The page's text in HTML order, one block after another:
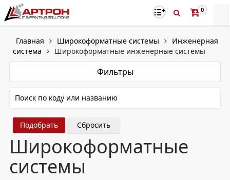
0
Главная Широкоформатные системы
Инженерная
система
Широкоформатные инженерные системы
Фильтры
Сбросить
Широкоформатные
системы